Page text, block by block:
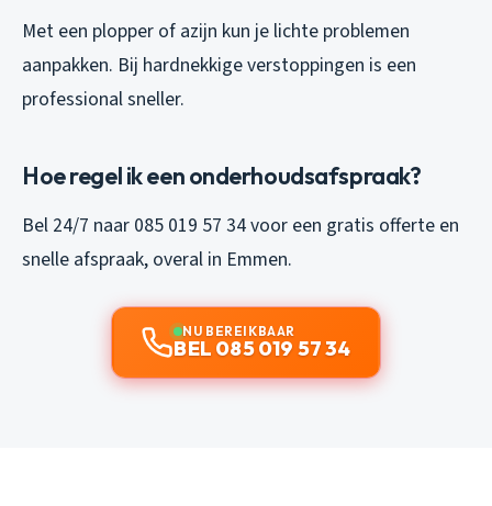
Met een plopper of azijn kun je lichte problemen
aanpakken. Bij hardnekkige verstoppingen is een
professional sneller.
Hoe regel ik een onderhoudsafspraak?
Bel 24/7 naar 085 019 57 34 voor een gratis offerte en
snelle afspraak, overal in Emmen.
NU BEREIKBAAR
BEL 085 019 57 34